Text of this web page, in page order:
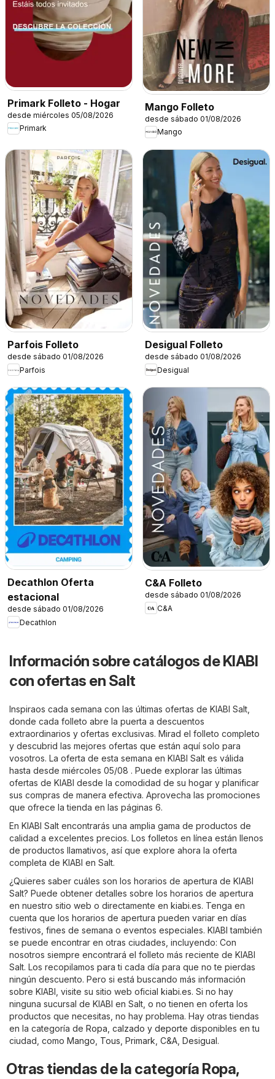
Primark Folleto - Hogar
desde miércoles 05/08/2026
Primark
Mango Folleto
desde sábado 01/08/2026
Mango
Parfois Folleto
desde sábado 01/08/2026
Parfois
Desigual Folleto
desde sábado 01/08/2026
Desigual
Decathlon Oferta
estacional
desde sábado 01/08/2026
Decathlon
C&A Folleto
desde sábado 01/08/2026
C&A
Información sobre catálogos de KIABI
con ofertas en Salt
Inspiraos cada semana con las últimas ofertas de KIABI Salt,
donde cada folleto abre la puerta a descuentos
extraordinarios y ofertas exclusivas. Mirad el folleto completo
y descubrid las mejores ofertas que están aquí solo para
vosotros. La oferta de esta semana en KIABI Salt es válida
hasta desde miércoles 05/08 . Puede explorar las últimas
ofertas de KIABI desde la comodidad de su hogar y planificar
sus compras de manera efectiva. Aprovecha las promociones
que ofrece la tienda en las páginas 6.
En KIABI Salt encontrarás una amplia gama de productos de
calidad a excelentes precios. Los folletos en línea están llenos
de productos llamativos, así que explore ahora la oferta
completa de KIABI en Salt.
¿Quieres saber cuáles son los horarios de apertura de KIABI
Salt? Puede obtener detalles sobre los horarios de apertura
en nuestro sitio web o directamente en kiabi.es. Tenga en
cuenta que los horarios de apertura pueden variar en días
festivos, fines de semana o eventos especiales. KIABI también
se puede encontrar en otras ciudades, incluyendo: Con
nosotros siempre encontrará el folleto más reciente de KIABI
Salt. Los recopilamos para ti cada día para que no te pierdas
ningún descuento. Pero si está buscando más información
sobre KIABI, visite su sitio web oficial kiabi.es. Si no hay
ninguna sucursal de KIABI en Salt, o no tienen en oferta los
productos que necesitas, no hay problema. Hay otras tiendas
en la categoría de Ropa, calzado y deporte disponibles en tu
ciudad, como Mango, Tous, Primark, C&A, Desigual.
Otras tiendas de la categoría Ropa,